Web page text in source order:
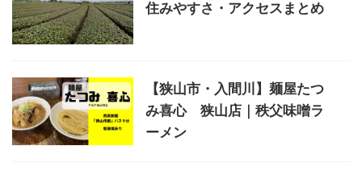
住みやすさ・アクセスまとめ
【狭山市・入間川】麺屋たつ
み喜心 狭山店｜秩父味噌ラ
ーメン